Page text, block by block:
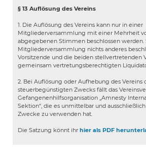
§ 13 Auflösung des Vereins
1. Die Auflösung des Vereins kann nur in einer
Mitgliederversammlung mit einer Mehrheit
abgegebenen Stimmen beschlossen werden.
Mitgliederversammlung nichts anderes
Vorsitzende und die beiden stellvertretenden
gemeinsam vertretungsberechtigten
2. Bei Auflösung oder Aufhebung des Vereins
steuerbegünstigten Zwecks fällt das
Gefangenenhilfsorganisation „Amnesty
Sektion“, die es unmittelbar und
Zwecke zu verwenden hat.
Die Satzung könnt ihr hier als PDF